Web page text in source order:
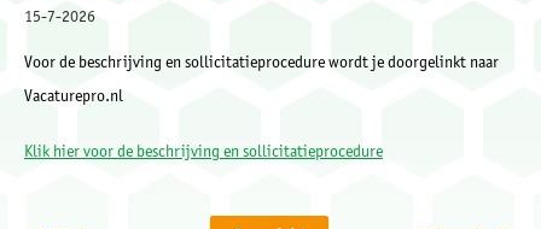
15-7-2026
Voor de beschrijving en sollicitatieprocedure wordt je doorgelinkt naar
Vacaturepro.nl
Klik hier voor de beschrijving en sollicitatieprocedure